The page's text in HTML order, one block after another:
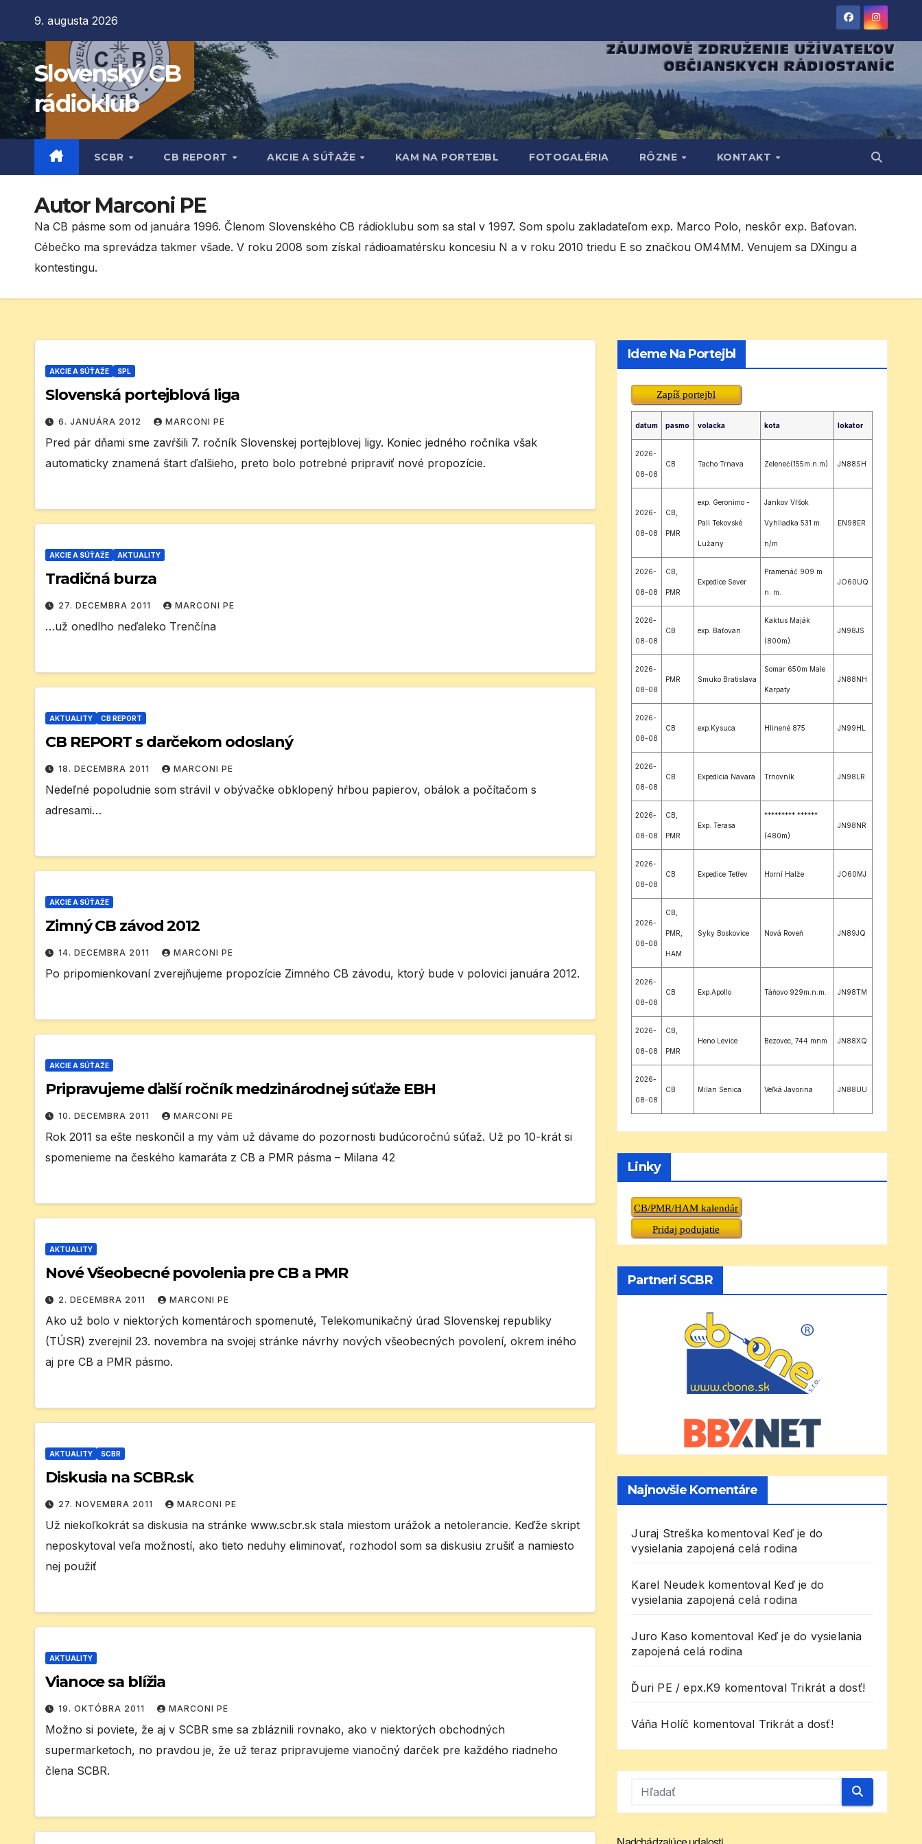
obsah
9. augusta 2026
Slovenský CB
rádioklub
SCBR CB REPORT AKCIE A SÚŤAŽE KAM NA PORTEJBL FOTOGALÉRIA RÔZNE KONTAKT
Autor Marconi PE
Na CB pásme som od januára 1996. Členom Slovenského CB rádioklubu som sa stal v 1997. Som spolu zakladateľom exp. Marco Polo, neskôr exp. Baťovan.
Cébečko ma sprevádza takmer všade. V roku 2008 som získal rádioamatérsku koncesiu N a v roku 2010 triedu E so značkou OM4MM. Venujem sa DXingu a
kontestingu.
AKCIE A SÚŤAŽE SPL
Slovenská portejblová liga
6. JANUÁRA 2012 MARCONI PE
Pred pár dňami sme zavŕšili 7. ročník Slovenskej portejblovej ligy. Koniec jedného ročníka však
automaticky znamená štart ďalšieho, preto bolo potrebné pripraviť nové propozície.
AKCIE A SÚŤAŽE AKTUALITY
Tradičná burza
27. DECEMBRA 2011 MARCONI PE
…už onedlho neďaleko Trenčína
AKTUALITY CB REPORT
CB REPORT s darčekom odoslaný
18. DECEMBRA 2011 MARCONI PE
Nedeľné popoludnie som strávil v obývačke obklopený hŕbou papierov, obálok a počítačom s
adresami…
AKCIE A SÚŤAŽE
Zimný CB závod 2012
14. DECEMBRA 2011 MARCONI PE
Po pripomienkovaní zverejňujeme propozície Zimného CB závodu, ktorý bude v polovici januára 2012.
AKCIE A SÚŤAŽE
Pripravujeme ďalší ročník medzinárodnej súťaže EBH
10. DECEMBRA 2011 MARCONI PE
Rok 2011 sa ešte neskončil a my vám už dávame do pozornosti budúcoročnú súťaž. Už po 10-krát si
spomenieme na českého kamaráta z CB a PMR pásma – Milana 42
AKTUALITY
Nové Všeobecné povolenia pre CB a PMR
2. DECEMBRA 2011 MARCONI PE
Ako už bolo v niektorých komentároch spomenuté, Telekomunikačný úrad Slovenskej republiky
(TÚSR) zverejnil 23. novembra na svojej stránke návrhy nových všeobecných povolení, okrem iného
aj pre CB a PMR pásmo.
AKTUALITY SCBR
Diskusia na SCBR.sk
27. NOVEMBRA 2011 MARCONI PE
Už niekoľkokrát sa diskusia na stránke www.scbr.sk stala miestom urážok a netolerancie. Keďže skript
neposkytoval veľa možností, ako tieto neduhy eliminovať, rozhodol som sa diskusiu zrušiť a namiesto
nej použiť
AKTUALITY
Vianoce sa blížia
19. OKTÓBRA 2011 MARCONI PE
Možno si poviete, že aj v SCBR sme sa zbláznili rovnako, ako v niektorých obchodných
supermarketoch, no pravdou je, že už teraz pripravujeme vianočný darček pre každého riadneho
člena SCBR.
Ideme Na Portejbl
Zapíš portejbl
datum pasmo volacka kota lokator
2026-
08-08
CB Tacho Trnava Zeleneč(155m.n.m) JN88SH
2026-
08-08
CB,
PMR
exp. Geronimo -
Pali Tekovské
Lužany
Jankov Vŕšok
Vyhliadka 531 m
n/m
EN98ER
2026-
08-08
CB,
PMR
Expedice Sever
Pramenáč 909 m
n. m.
JO60UQ
2026-
08-08
CB exp. Baťovan
Kaktus Maják
(800m)
JN98JS
2026-
08-08
PMR Smuko Bratislava
Somar 650m Male
Karpaty
JN88NH
2026-
08-08
CB exp.Kysuca Hlinené 875 JN99HL
2026-
08-08
CB Expedicia Navara Trnovník JN98LR
2026-
08-08
CB,
PMR
Exp. Terasa
********* ******
(480m)
JN98NR
2026-
08-08
CB Expedice Tetřev Horní Halže JO60MJ
2026-
08-08
CB,
PMR,
HAM
Syky Boskovice Nová Roveň JN89JQ
2026-
08-08
CB Exp.Apollo Táňovo 929m.n.m. JN98TM
2026-
08-08
CB,
PMR
Heno Levice Bezovec, 744 mnm JN88XQ
2026-
08-08
CB Milan Senica Veľká Javorina JN88UU
Linky
CB/PMR/HAM kalendár
Pridaj podujatie
Partneri SCBR
Najnovšie Komentáre
Juraj Streškakomentoval Keď je do
vysielania zapojená celá rodina
Karel Neudekkomentoval Keď je do
vysielania zapojená celá rodina
Juro Kaso komentoval Keď je do vysielania
zapojená celá rodina
Ďuri PE / epx.K9 komentoval Trikrát a dosť!
Váňa Holíč komentoval Trikrát a dosť!